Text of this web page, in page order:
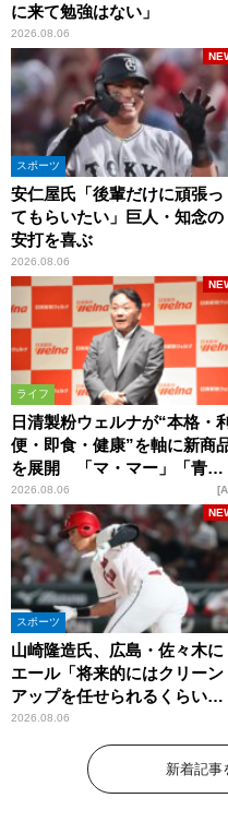
に来て勉強はない」
2026.08.06
スポーツ
安仁屋氏「後輩だけに頑張っ
てもらいたい」巨人・知念の
安打を喜ぶ
2026.08.06
ライフ
日清製粉ウェルナが“本格・利
便・即食・健康”を軸に新商
を展開 「マ・マー」「青の
洞窟」ブランドを強化
2026.08.06
スポーツ
山崎隆造氏、広島・佐々木に
エール「将来的にはクリーン
アップを任せられるくらいま
では成長して」
2026.08.06
新着記事